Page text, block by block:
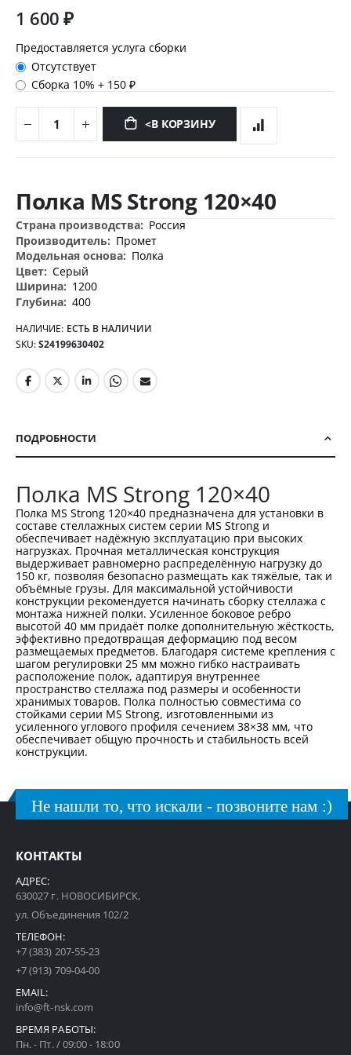
1 600 ₽
Предоставляется услуга сборки
Отсутствует
Сборка 10%+ 150 ₽
<В КОРЗИНУ
к
началу
галереи
изображений
Полка MS Strong 120×40
Дополнительная
информация
Россия
Промет
Полка
Серый
1200
400
НАЛИЧИЕ: ЕСТЬ В НАЛИЧИИ
SKU S24199630402
ПОДРОБНОСТИ
Полка MS Strong 120×40
Полка MS Strong 120×40 предназначена для установки в
составе стеллажных систем серии MS Strong и
обеспечивает надёжную эксплуатацию при высоких
нагрузках. Прочная металлическая конструкция
выдерживает равномерно распределённую нагрузку до
150 кг, позволяя безопасно размещать как тяжёлые, так и
объёмные грузы. Для максимальной устойчивости
конструкции рекомендуется начинать сборку стеллажа с
монтажа нижней полки. Усиленное боковое ребро
высотой 40 мм придаёт полке дополнительную жёсткость,
эффективно предотвращая деформацию под весом
размещаемых предметов. Благодаря системе крепления с
шагом регулировки 25 мм можно гибко настраивать
расположение полок, адаптируя внутреннее
пространство стеллажа под размеры и особенности
хранимых товаров. Полка полностью совместима со
стойками серии MS Strong, изготовленными из
усиленного углового профиля сечением 38×38 мм, что
обеспечивает общую прочность и стабильность всей
конструкции.
Не нашли то, что искали - позвоните нам :)
КОНТАКТЫ
АДРЕС:
630027 г. НОВОСИБИРСК,
ул. Объединения 102/2
ТЕЛЕФОН:
+7 (383) 207-55-23
+7 (913) 709-04-00
EMAIL:
info@ft-nsk.com
ВРЕМЯ РАБОТЫ:
Пн. - Пт. / 09:00 - 18:00